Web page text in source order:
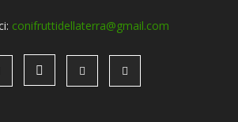
conifruttidellaterra@gmail.com